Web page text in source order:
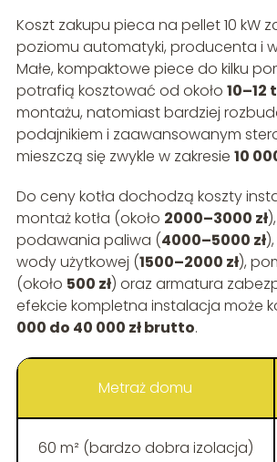
Koszt zakupu pieca na pellet 10 kW
poziomu automatyki, producenta i
Małe, kompaktowe piece do kilku
potrafią kosztować od około 10–12
montażu, natomiast bardziej
podajnikiem i zaawansowanym
mieszczą się zwykle w zakresie 10
Do ceny kotła dochodzą koszty
montaż kotła (około 2000–3000 zł
podawania paliwa (4000–5000 zł
wody użytkowej (1500–2000 zł),
(około 500 zł) oraz armatura
efekcie kompletna instalacja może
000 do 40 000 zł brutto.
Metraż domu
60 m² (bardzo dobra izolacja)